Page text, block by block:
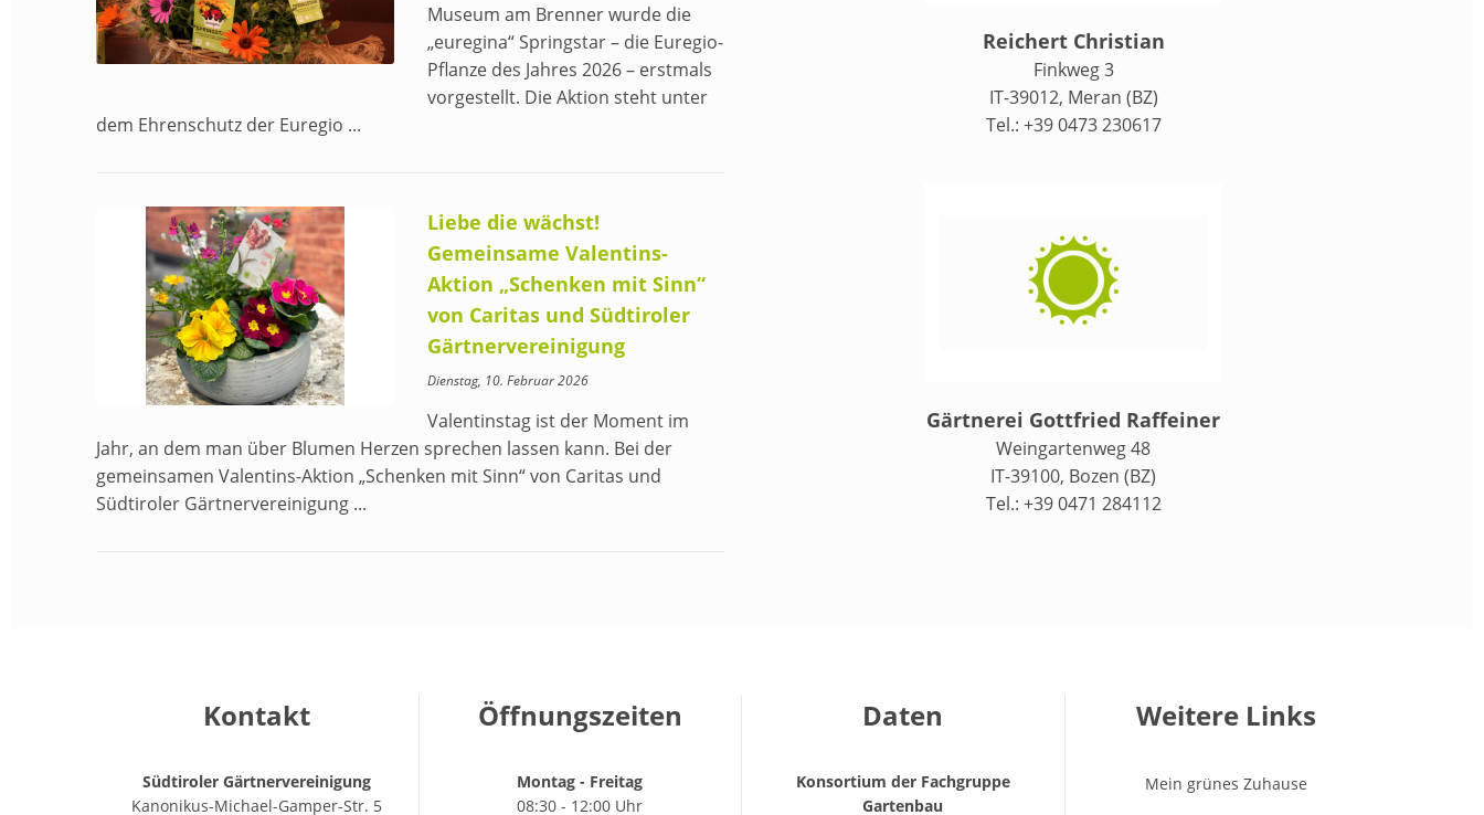
Museum am Brenner wurde die
„euregina“ Springstar – die Euregio-
Pflanze des Jahres 2026 – erstmals
vorgestellt. Die Aktion steht unter
dem Ehrenschutz der Euregio ...
Liebe die wächst!
Gemeinsame Valentins-
Aktion „Schenken mit Sinn“
von Caritas und Südtiroler
Gärtnervereinigung
Dienstag, 10. Februar 2026
Valentinstag ist der Moment im
Jahr, an dem man über Blumen Herzen sprechen lassen kann. Bei der
gemeinsamen Valentins-Aktion „Schenken mit Sinn“ von Caritas und
Südtiroler Gärtnervereinigung ...
Reichert Christian
Finkweg 3
IT-39012, Meran (BZ)
Tel.: +39 0473 230617
Gärtnerei Gottfried Raffeiner
Weingartenweg 48
IT-39100, Bozen (BZ)
Tel.: +39 0471 284112
Kontakt
Südtiroler Gärtnervereinigung
Kanonikus-Michael-Gamper-Str. 5
Öffnungszeiten
Montag - Freitag
08:30 - 12:00 Uhr
Daten
Konsortium der Fachgruppe
Gartenbau
Weitere Links
Mein grünes Zuhause